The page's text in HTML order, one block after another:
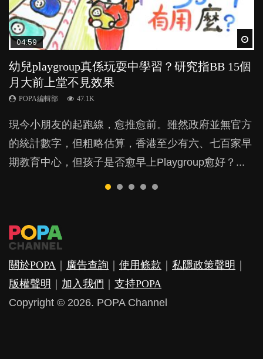
04:59
幼兒playgroup真係玩耍中學習？研究指BB 15個
月大前上堂不見效果
POPA編輯部 47.1K
現今小朋友的起跑線，愈推愈前。雖然政府並無官方
的統計數字，但粗略估算，香港至少有六、七百家早
期教育中心，但孩子是否愈早上Playgroup愈好？...
03:39
幼稚園遊戲課 如何刺激幼兒自發學習取代獎勵
與懲罰？
POPA編輯部 33.1K
由美國學者所創的 tools of the mind 課程，學生以遊
戲方式學習，學術能力和自制能力亦明顯比其他小朋
友優勝，到底這課程有何特別之處？...
03:02
老公患產後憂鬱症對BB的影響
POPA編輯部 15.9K
鬱，影響日常生活，嚴重的甚至會有自殺，或傷害小
朋友的念頭。但為何爸爸患上產後抑鬱往往難以察
覺？...
04:06
全職好？在職好？｜全職媽媽與在職媽媽的壓
力與價值
POPA編輯部 25.8K
許多媽媽心底可能都有一刻掙扎過：究竟全職好，還
是在職好。雖說每個家庭都有自己的獨特狀況和考慮
因素，但原來全職和在職媽媽所養育的子女其實都各
03:41
BB口腔期乜都放入口，父母該制止還是放手？
POPA編輯部 25.5K
成吮手指的習慣，大個就很難戒，但原來一刀切阻止
他們放東西入口，隨時會影響孩子的身心發展？...
關於POPA 廣告查詢 使用條款 私隱政策聲明
版權聲明
加入我們
支持POPA
Copyright © 2026. POPA Channel